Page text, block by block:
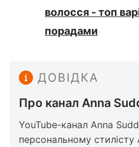
волосся - топ
порадами
ДОВІДКА
Про канал Anna
​YouTube-канал Anna
персональному